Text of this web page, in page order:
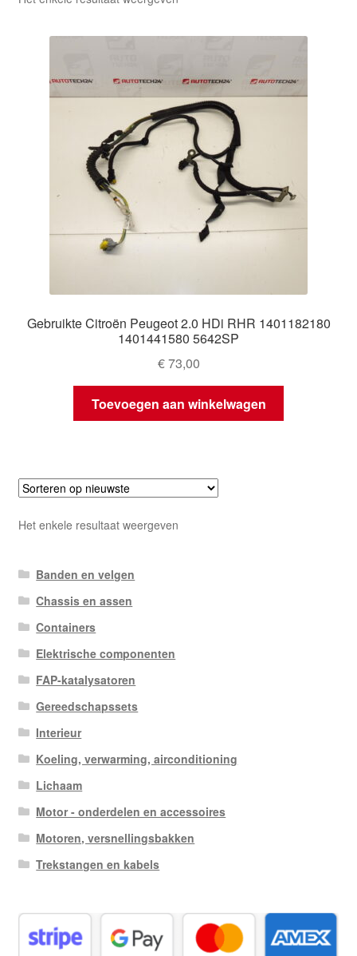
Klachtenprocedure
Mijn account
Gebruikte Citroën Peugeot 2.0 HDi RHR 1401182180
1401441580 5642SP
€73,00
Toevoegen aan winkelwagen
Het enkele resultaat weergeven
Banden en velgen
Chassis en assen
Containers
Elektrische componenten
FAP-katalysatoren
Gereedschapssets
Interieur
Koeling, verwarming, airconditioning
Lichaam
Motor - onderdelen en accessoires
Motoren, versnellingsbakken
Trekstangen en kabels